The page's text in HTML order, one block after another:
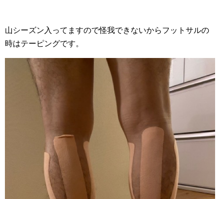
山シーズン入ってますので怪我できないからフットサルの
時はテーピングです。